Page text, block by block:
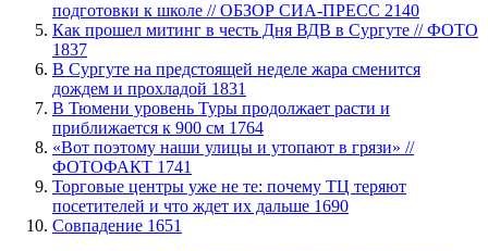
подготовки к школе // ОБЗОР СИА-ПРЕСС 2140
Как прошел митинг в честь Дня ВДВ в Сургуте // ФОТО
1837
В Сургуте на предстоящей неделе жара сменится
дождем и прохладой 1831
В Тюмени уровень Туры продолжает расти и
приближается к 900 см 1764
«Вот поэтому наши улицы и утопают в грязи» //
ФОТОФАКТ 1741
Торговые центры уже не те: почему ТЦ теряют
посетителей и что ждет их дальше 1690
​Совпадение 1651